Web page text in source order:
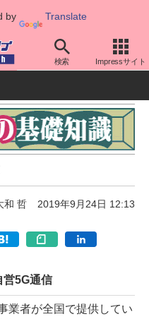
by Translate
検索 Impressサイト
5G
和 哲 2019年9月24日 12:13
営5G通信
業者が全国で提供してい